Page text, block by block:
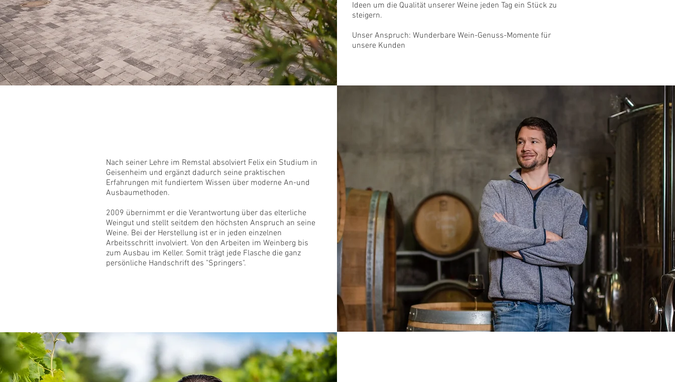
Ideen um die Qualität unserer Weine jeden Tag ein Stück zu
steigern.
Unser Anspruch: Wunderbare Wein-Genuss-Momente für
unsere Kunden
Nach seiner Lehre im Remstal absolviert Felix ein Studium in
Geisenheim und ergänzt dadurch seine praktischen
Erfahrungen mit fundiertem Wissen über moderne An-und
Ausbaumethoden.
2009 übernimmt er die Verantwortung über das elterliche
Weingut und stellt seitdem den höchsten Anspruch an seine
Weine. Bei der Herstellung ist er in jeden einzelnen
Arbeitsschritt involviert. Von den Arbeiten im Weinberg bis
zum Ausbau im Keller. Somit trägt jede Flasche die ganz
persönliche Handschrift des "Springers".